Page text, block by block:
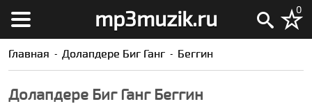
mp3muzik.ru 0
Главная Долапдере Биг Ганг Беггин
Долапдере Биг Ганг Беггин